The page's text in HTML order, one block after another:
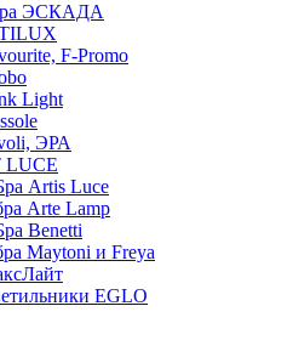
ЭСКАДА
F-Promo
Light
ЭРА
LUCE
Artis Luce
Arte Lamp
Benetti
Maytoni и Freya
EGLO